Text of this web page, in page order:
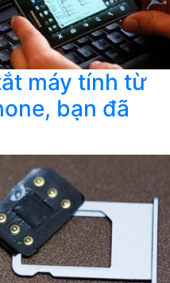
máy tính từ
bạn đã